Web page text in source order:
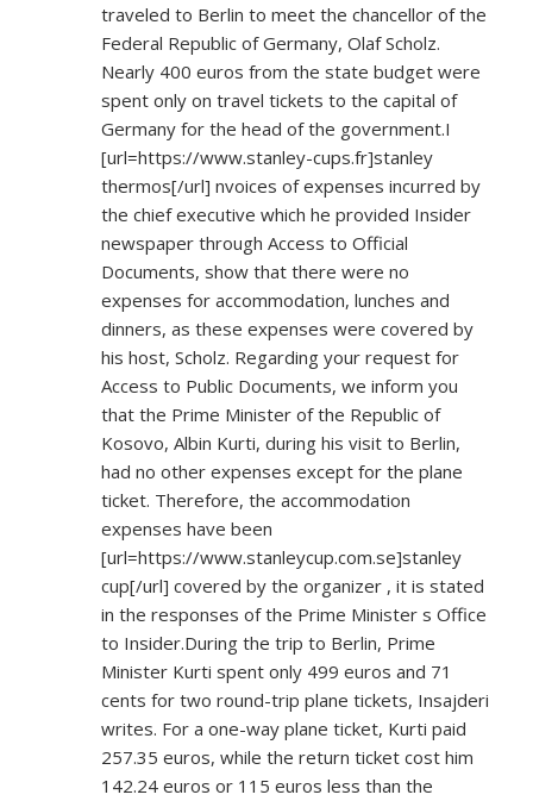
traveled to Berlin to meet the chancellor of the
Federal Republic of Germany, Olaf Scholz.
Nearly 400 euros from the state budget were
spent only on travel tickets to the capital of
Germany for the head of the government.I
[url=https://www.stanley-cups.fr]stanley
thermos[/url] nvoices of expenses incurred by
the chief executive which he provided Insider
newspaper through Access to Official
Documents, show that there were no
expenses for accommodation, lunches and
dinners, as these expenses were covered by
his host, Scholz. Regarding your request for
Access to Public Documents, we inform you
that the Prime Minister of the Republic of
Kosovo, Albin Kurti, during his visit to Berlin,
had no other expenses except for the plane
ticket. Therefore, the accommodation
expenses have been
[url=https://www.stanleycup.com.se]stanley
cup[/url] covered by the organizer , it is stated
in the responses of the Prime Minister s Office
to Insider.During the trip to Berlin, Prime
Minister Kurti spent only 499 euros and 71
cents for two round-trip plane tickets, Insajderi
writes. For a one-way plane ticket, Kurti paid
257.35 euros, while the return ticket cost him
142.24 euros or 115 euros less than the